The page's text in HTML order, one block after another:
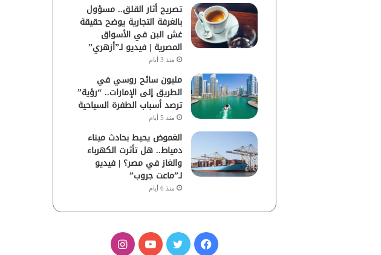
تصريح أثار القلق.. مسؤول
بالغرفة التجارية يوضح حقيقة
غش البن في الأسواق
المصرية | فيديو لـ”أزهري”
منذ 3 أيام
مليون سائح روسي في
الطريق إلى الإمارات.. “رؤية”
ترصد أسباب الطفرة السياحية
منذ 5 أيام
الغموض يحيط بحادث ميناء
دمياط.. هل تأثرت الكهرباء
والغاز في مصر؟ | فيديو
لـ”ماعت جروب”
منذ 6 أيام
ف
ا